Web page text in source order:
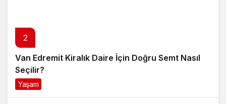
2
Van Edremit Kiralık Daire İçin Doğru Semt Nasıl
Seçilir?
Yaşam